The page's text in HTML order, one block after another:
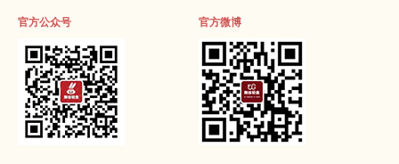
官方公众号 官方微博